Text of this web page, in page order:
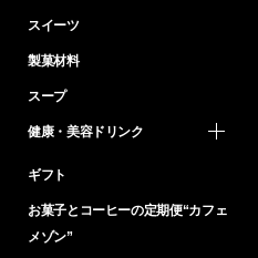
スイーツ
製菓材料
スープ
健康・美容ドリンク
ギフト
お菓子とコーヒーの定期便“カフェ
メゾン”